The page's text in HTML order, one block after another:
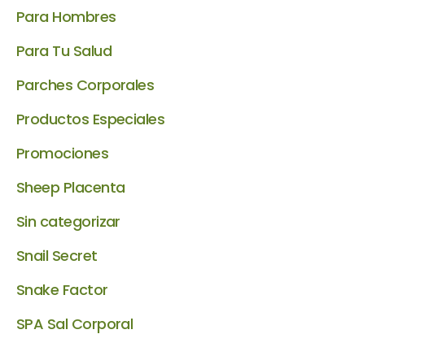
Para Hombres
Para Tu Salud
Parches Corporales
Productos Especiales
Promociones
Sheep Placenta
Sin categorizar
Snail Secret
Snake Factor
SPA Sal Corporal